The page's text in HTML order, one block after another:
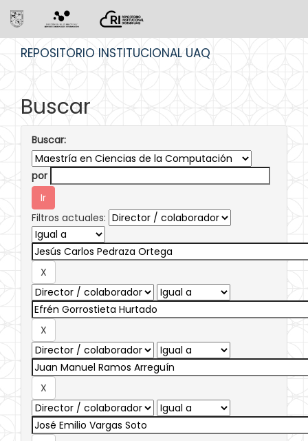
REPOSITORIO INSTITUCIONAL UAQ
Buscar
Buscar:
por
Filtros actuales: